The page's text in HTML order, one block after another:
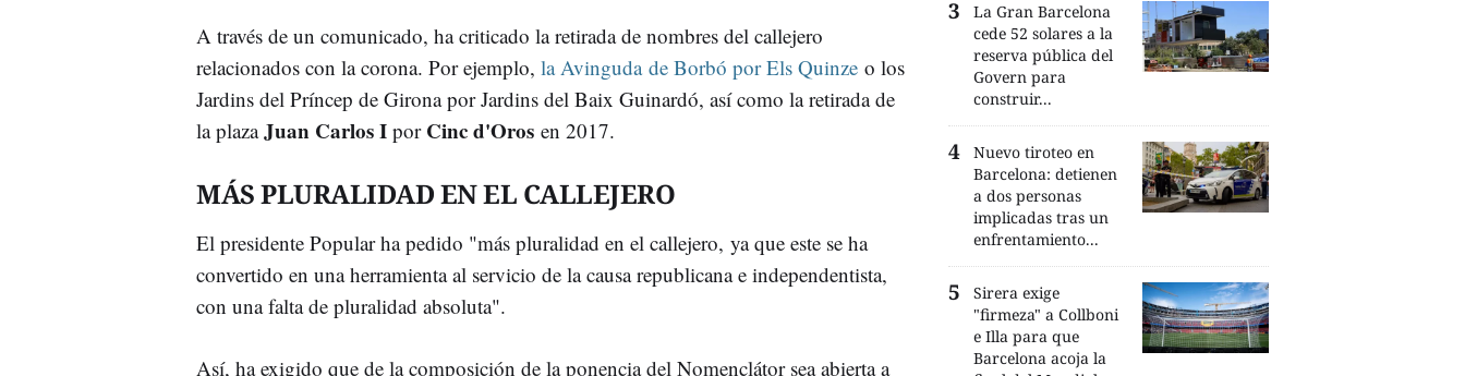
A través de un comunicado, ha criticado la retirada de nombres del callejero
relacionados con la corona. Por ejemplo, la Avinguda de Borbó por Els Quinze o los
Jardins del Príncep de Girona por Jardins del Baix Guinardó, así como la retirada de
la plazaJuan Carlos I por Cinc d'Oros en 2017.
MÁS PLURALIDAD EN EL CALLEJERO
El presidente Popular ha pedido "más pluralidad en el callejero, ya que este se ha
convertido en una herramienta al servicio de la causa republicana e independentista,
con una falta de pluralidad absoluta".
Así, ha exigido que de la composición de la ponencia del Nomenclátor sea abierta a
La Gran Barcelona
cede 52 solares a la
reserva pública del
Govern para
construir...
Nuevo tiroteo en
Barcelona: detienen
a dos personas
implicadas tras un
enfrentamiento...
Sirera exige
"firmeza" a Collboni
e Illa para que
Barcelona acoja la